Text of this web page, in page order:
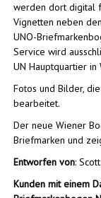
werden dort digital
Vignetten neben
UNO-
Service wird
UN Hauptquartier in
Fotos und Bilder,
bearbeitet.
Der neue Wiener
Briefmarken und
Entworfen von:
Kunden mit einem